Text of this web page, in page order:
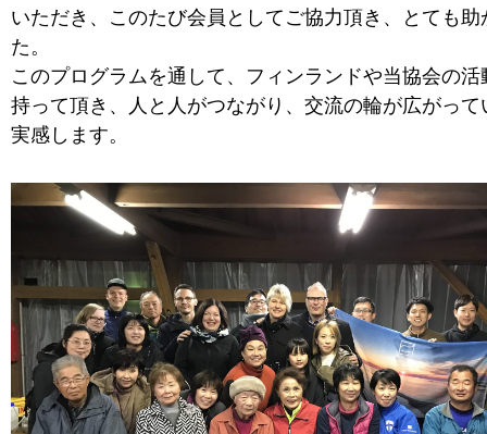
いただき、このたび会員としてご協力頂き、とても助
た。
このプログラムを通して、フィンランドや当協会の活
持って頂き、人と人がつながり、交流の輪が広がって
実感します。